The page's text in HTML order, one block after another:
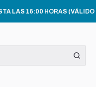
LAS 16:00 HORAS (VÁLIDO
180 ml Calcio Infantil Pack x3